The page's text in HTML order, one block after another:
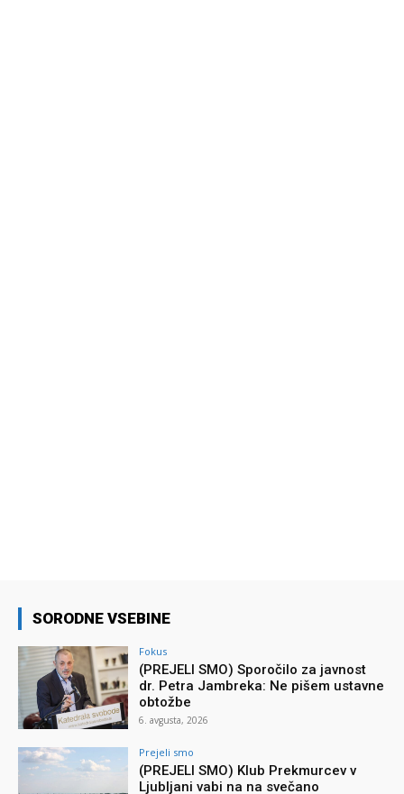
SORODNE VSEBINE
Fokus
(PREJELI SMO) Sporočilo za javnost
dr. Petra Jambreka: Ne pišem ustavne
obtožbe
6. avgusta, 2026
Prejeli smo
(PREJELI SMO) Klub Prekmurcev v
Ljubljani vabi na na svečano